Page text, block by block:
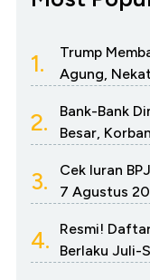
1.
Trump
Agung,
2.
Bank-Bank
Besar,
3.
Cek Iuran
7 Agustus
4.
Resmi!
Berlaku Juli-